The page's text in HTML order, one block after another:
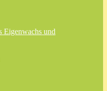
Eigenwachs und